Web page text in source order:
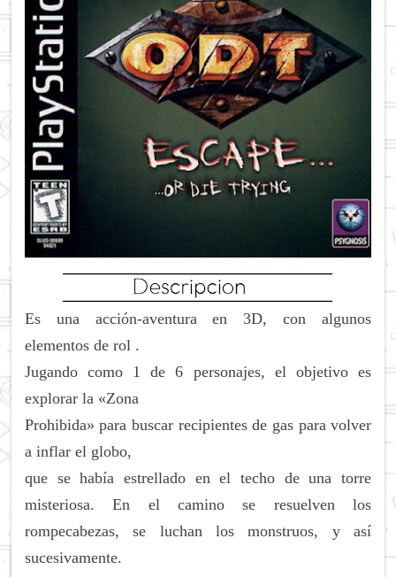
Es una acción-aventura en 3D, con algunos
elementos de rol .
Jugando como 1 de 6 personajes, el objetivo es
explorar la «Zona
Prohibida» para buscar recipientes de gas para volver
a inflar el globo,
que se había estrellado en el techo de una torre
misteriosa.
En el camino se resuelven los
rompecabezas, se luchan los monstruos, y así
sucesivamente.